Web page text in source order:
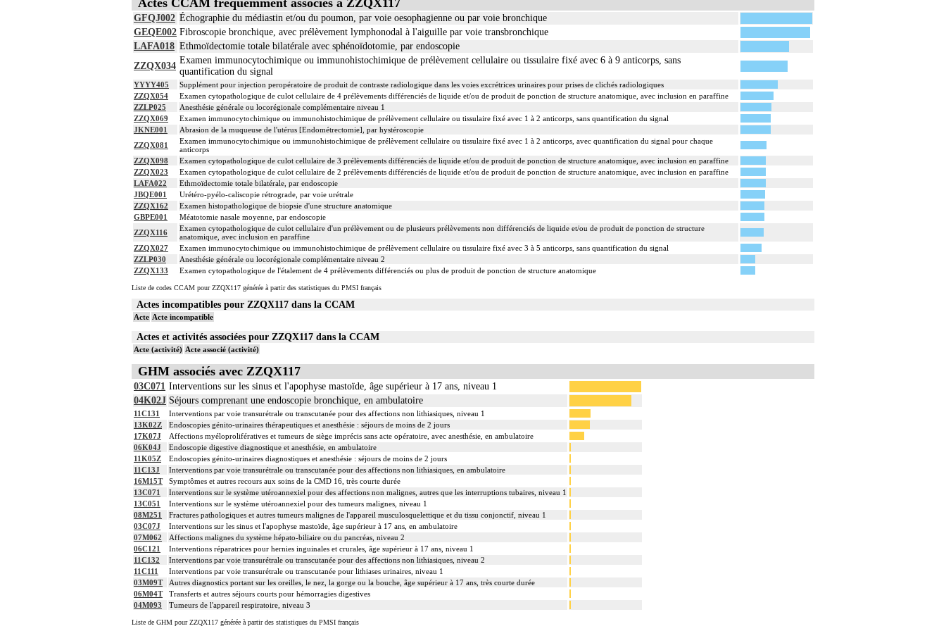
17.2
L'examen anatomopathologique d'un organe inclut : l'examen du feuillet viscéral de son éventuelle séreuse
L'examen anatomopathologique de pièce d'exérèse inclut : l'échantillonnage, la fixation, l'inclusion, la préparation microscopique avec une coloration standard à base d'hémalun ou
d'hématoxyline-éosine ou de phloxine avec ou sans safran, avec ou sans photographie, l'interprétation, les éventuels réexamens aux divers stades de réalisation, le compte rendu, le codage
Avec ou sans : coloration spéciale
coupes sériées
empreinte par apposition cellulaire
écrasis cellulaire
17.2
Facturation :
un seul acte peut être facturé que l'exérèse soit monobloc ou en fragments non différenciés par le préleveur, partielle ou totale, pour chaque structure anatomique
17
Par organe profond, on entend : tout organe ou toute structure non vasculaire, de localisation intrathoracique ou intraabdominale.
Par organe superficiel, on entend : tout organe ou toute structure non vasculaire, en dehors de ces localisations.
17
Par cible, on entend : lésion individualisée à prélever, quel que soit le nombre de ponctions ou de biopsies effectuées à son niveau.
Actes CCAM fréquemment associés à ZZQX117
GFQJ002 Échographie du médiastin et/ou du poumon, par voie oesophagienne ou par voie bronchique
GEQE002 Fibroscopie bronchique, avec prélèvement lymphonodal à l'aiguille par voie transbronchique
LAFA018 Ethmoïdectomie totale bilatérale avec sphénoïdotomie, par endoscopie
ZZQX034
Examen immunocytochimique ou immunohistochimique de prélèvement cellulaire ou tissulaire fixé avec 6 à 9 anticorps, sans
quantification du signal
YYYY405
Supplément pour injection peropératoire de produit de contraste radiologique dans les voies excrétrices urinaires pour prises de clichés radiologiques
ZZQX054
Examen cytopathologique de culot cellulaire de 4 prélèvements différenciés de liquide et/ou de produit de ponction de structure anatomique, avec inclusion en paraffine
ZZLP025
Anesthésie générale ou locorégionale complémentaire niveau 1
ZZQX069
Examen immunocytochimique ou immunohistochimique de prélèvement cellulaire ou tissulaire fixé avec 1 à 2 anticorps, sans quantification du signal
JKNE001
Abrasion de la muqueuse de l'utérus [Endométrectomie], par hystéroscopie
ZZQX081
Examen immunocytochimique ou immunohistochimique de prélèvement cellulaire ou tissulaire fixé avec 1 à 2 anticorps, avec quantification du signal pour chaque
anticorps
ZZQX098
Examen cytopathologique de culot cellulaire de 3 prélèvements différenciés de liquide et/ou de produit de ponction de structure anatomique, avec inclusion en paraffine
ZZQX023
Examen cytopathologique de culot cellulaire de 2 prélèvements différenciés de liquide et/ou de produit de ponction de structure anatomique, avec inclusion en paraffine
LAFA022
Ethmoïdectomie totale bilatérale, par endoscopie
JBQE001
Urétéro-pyélo-caliscopie rétrograde, par voie urétrale
ZZQX162
Examen histopathologique de biopsie d'une structure anatomique
GBPE001
Méatotomie nasale moyenne, par endoscopie
ZZQX116
Examen cytopathologique de culot cellulaire d'un prélèvement ou de plusieurs prélèvements non différenciés de liquide et/ou de produit de ponction de structure
anatomique, avec inclusion en paraffine
ZZQX027
Examen immunocytochimique ou immunohistochimique de prélèvement cellulaire ou tissulaire fixé avec 3 à 5 anticorps, sans quantification du signal
ZZLP030
Anesthésie générale ou locorégionale complémentaire niveau 2
ZZQX133
Examen cytopathologique de l'étalement de 4 prélèvements différenciés ou plus de produit de ponction de structure anatomique
Liste de codes CCAM pour ZZQX117 générée à partir des statistiques du PMSI français
Actes incompatibles pour ZZQX117 dans la CCAM
Acte Acte incompatible
Actes et activités associées pour ZZQX117 dans la CCAM
Acte (activité) Acte associé (activité)
GHM associés avec ZZQX117
03C071 Interventions sur les sinus et l'apophyse mastoïde, âge supérieur à 17 ans, niveau 1
04K02J Séjours comprenant une endoscopie bronchique, en ambulatoire
11C131
Interventions par voie transurétrale ou transcutanée pour des affections non lithiasiques, niveau 1
13K02Z
Endoscopies génito-urinaires thérapeutiques et anesthésie : séjours de moins de 2 jours
17K07J
Affections myéloprolifératives et tumeurs de siège imprécis sans acte opératoire, avec anesthésie, en ambulatoire
06K04J
Endoscopie digestive diagnostique et anesthésie, en ambulatoire
11K05Z
Endoscopies génito-urinaires diagnostiques et anesthésie : séjours de moins de 2 jours
11C13J
Interventions par voie transurétrale ou transcutanée pour des affections non lithiasiques, en ambulatoire
16M15T
Symptômes et autres recours aux soins de la CMD 16, très courte durée
13C071
Interventions sur le système utéroannexiel pour des affections non malignes, autres que les interruptions tubaires, niveau 1
13C051
Interventions sur le système utéroannexiel pour des tumeurs malignes, niveau 1
08M251
Fractures pathologiques et autres tumeurs malignes de l'appareil musculosquelettique et du tissu conjonctif, niveau 1
03C07J
Interventions sur les sinus et l'apophyse mastoïde, âge supérieur à 17 ans, en ambulatoire
07M062
Affections malignes du système hépato-biliaire ou du pancréas, niveau 2
06C121
Interventions réparatrices pour hernies inguinales et crurales, âge supérieur à 17 ans, niveau 1
11C132
Interventions par voie transurétrale ou transcutanée pour des affections non lithiasiques, niveau 2
11C111
Interventions par voie transurétrale ou transcutanée pour lithiases urinaires, niveau 1
03M09T
Autres diagnostics portant sur les oreilles, le nez, la gorge ou la bouche, âge supérieur à 17 ans, très courte durée
06M04T
Transferts et autres séjours courts pour hémorragies digestives
04M093
Tumeurs de l'appareil respiratoire, niveau 3
Liste de GHM pour ZZQX117 générée à partir des statistiques du PMSI français